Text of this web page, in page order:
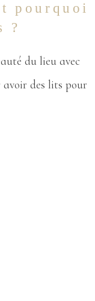
pourquoi
?
du lieu avec
avoir des lits pour